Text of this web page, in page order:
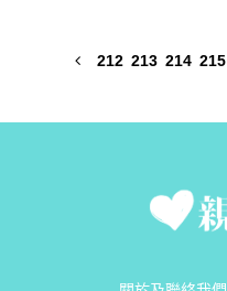
212 213 214 215